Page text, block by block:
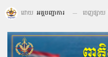
ដោយ អគ្គបញ្ជាការ ចេញផ្សាយ